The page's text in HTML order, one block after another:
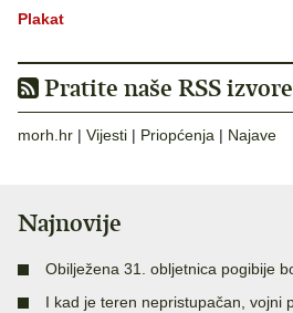
Plakat
Pratite naše RSS izvore
morh.hr | Vijesti | Priopćenja | Najave
Najnovije
Obilježena 31. obljetnica pogibije
I kad je teren nepristupačan, vojni